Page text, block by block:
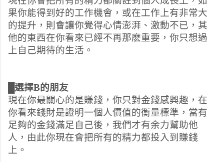
果你能得到好的工作機會，或在工作上有非常大
的提升，則會讓你覺得心情澎湃、激動不已，其
他的東西在你看來已經不再那麽重要，你只想過
上自己期待的生活。
█選擇B的朋友
現在你最關心的是賺錢，你只對金錢感興趣，在
你看來錢財是證明一個人價值的衡量標準，當有
足夠的金錢滿足自己後，我們才有余力幫助他
人，由此你現在會把所有的精力都投入到賺錢
上。